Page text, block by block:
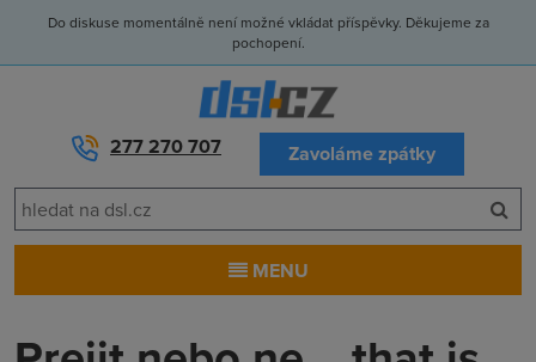
Do diskuse momentálně není možné vkládat příspěvky. Děkujeme za
pochopení.
277 270 707 Zavoláme zpátky
MENU